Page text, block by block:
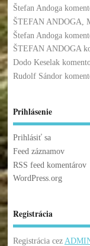
Štefan Andoga
ŠTEFAN ANDOGA,
Štefan Andoga
ŠTEFAN ANDOGA
Dodo Keselak
Rudolf Sándor
Prihlásenie
Prihlásiť sa
Feed záznamov
RSS feed komentárov
WordPress.org
Registrácia
Registrácia cez